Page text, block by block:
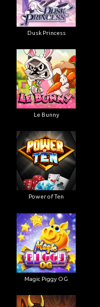
Dusk Princess
Le Bunny
Power of Ten
Magic Piggy OG